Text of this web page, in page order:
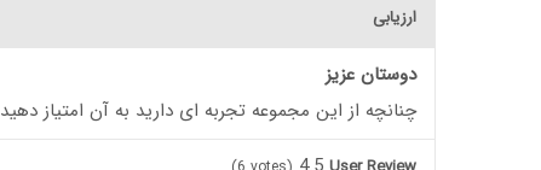
ارزیابی
دوستان عزیز
چنانچه از این مجموعه تجربه ای دارید به آن امتیاز دهید